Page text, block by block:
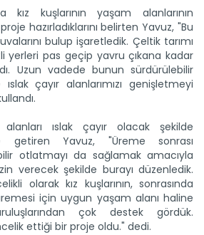
kız kuşlarının yaşam alanlarının
hazırladıklarını belirten Yavuz, "Bu
bulup işaretledik. Çeltik tarımı
yerleri pas geçip yavru çıkana kadar
Uzun vadede bunun sürdürülebilir
çayır alanlarımızı genişletmeyi
alanları ıslak çayır olacak şekilde
getiren Yavuz, "Üreme sonrası
otlatmayı da sağlamak amacıyla
verecek şekilde burayı düzenledik.
olarak kız kuşlarının, sonrasında
için uygun yaşam alanı haline
çok destek gördük.
ettiği bir proje oldu." dedi.
zararlılarından Akdeniz meyve